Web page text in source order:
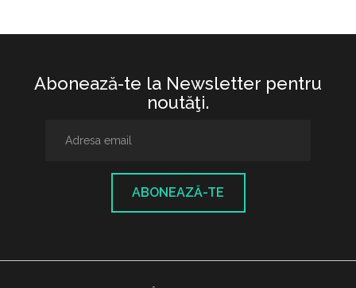
Abonează-te la Newsletter pentru
noutăţi.
ABONEAZĂ-TE